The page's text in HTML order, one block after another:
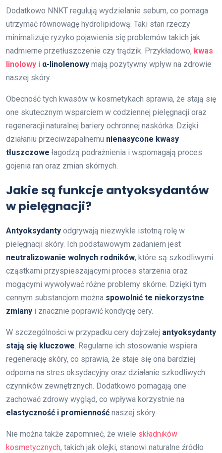
Dodatkowo NNKT regulują wydzielanie sebum, co pomaga
utrzymać równowagę hydrolipidową. Taki stan rzeczy
minimalizuje ryzyko pojawienia się problemów takich jak
nadmierne przetłuszczenie czy trądzik. Przykładowo, kwas
linolowy i α-linolenowy mają pozytywny wpływ na zdrowie
naszej skóry.
Obecność tych kwasów w kosmetykach sprawia, że stają się
one skutecznym wsparciem w codziennej pielęgnacji oraz
regeneracji naturalnej bariery ochronnej naskórka. Dzięki
działaniu przeciwzapalnemu nienasycone kwasy
tłuszczowe łagodzą podrażnienia i wspomagają proces
gojenia ran oraz zmian skórnych.
Jakie są funkcje antyoksydantów
w pielęgnacji?
Antyoksydanty odgrywają niezwykle istotną rolę w
pielęgnacji skóry. Ich podstawowym zadaniem jest
neutralizowanie wolnych rodników, które są szkodliwymi
cząstkami przyspieszającymi proces starzenia oraz
mogącymi wywoływać różne problemy skórne. Dzięki tym
cennym substancjom można spowolnić te niekorzystne
zmiany i znacznie poprawić kondycję cery.
W szczególności w przypadku cery dojrzałej antyoksydanty
stają się kluczowe. Regularne ich stosowanie wspiera
regenerację skóry, co sprawia, że staje się ona bardziej
odporna na stres oksydacyjny oraz działanie szkodliwych
czynników zewnętrznych. Dodatkowo pomagają one
zachować zdrowy wygląd, co wpływa korzystnie na
elastyczność i promienność naszej skóry.
Nie można także zapomnieć, że wiele składników
kosmetycznych, takich jak olejki, stanowi naturalne źródło